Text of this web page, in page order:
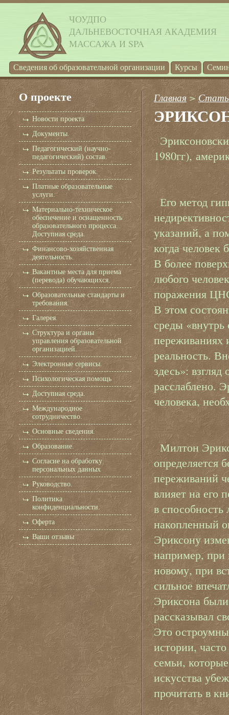
ЧОУДПО
ДАЛЬНЕВОСТОЧНАЯ АКАДЕМИЯ
МАССАЖА И SPA
Cведения об образовательной организации Курсы
О проекте
Новости проекта
Документы.
Педагогический (научно-
педагогический) состав.
Результаты проверок.
Платные образовательные
услуги.
Материально-техническое
обеспечение и оснащенность
образовательного процесса.
Доступная среда.
Финансово-хозяйственная
деятельность.
Вакантные места для приема
(перевода) обучающихся.
Образовательные стандарты и
требования.
Галерея.
Структура и органы
управления образовательной
организацией.
Электронные сервисы.
Психологическая помощь
Доступная среда.
Международное
сотрудничество.
Основные сведения.
Образование.
Согласие на обработку
персональных данных
Руководство.
Политика
конфиденциальности.
Оферта
Ваши отзывы
Главная>
1980гг),
Его метод
указаний, а
когда человек
В более
любого
поражения
В этом
среды «внутрь
переживаниях
реальность.
здесь»:
расслаблено.
человека,
Милтон
определяется
переживаний
влияет на его
в способность
накопленный
Эриксону
например, при
новому, при
сильное
Эриксона
рассказывал
Это
истории,
семьи,
искусства
прочитать в